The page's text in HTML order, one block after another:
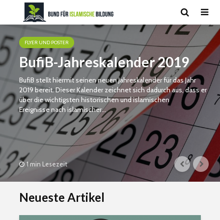
FLYER UND POSTER
BufiB-Jahreskalender 2019
BufiB stellt hiermit seinen neuen Jahreskalender für das Jahr
2019 bereit. Dieser Kalender zeichnet sich dadurch aus, dass er
über die wichtigsten historischen und islamischen
Ereignisse nach islamischer...
1 min Lesezeit
Neueste Artikel